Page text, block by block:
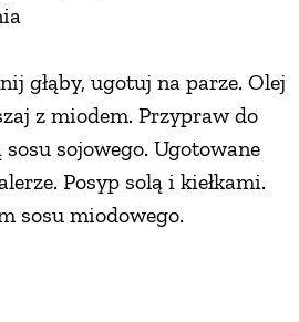
głąby, ugotuj na parze. Olej
z miodem. Przypraw do
sojowego. Ugotowane
Posyp solą i kiełkami.
sosu miodowego.